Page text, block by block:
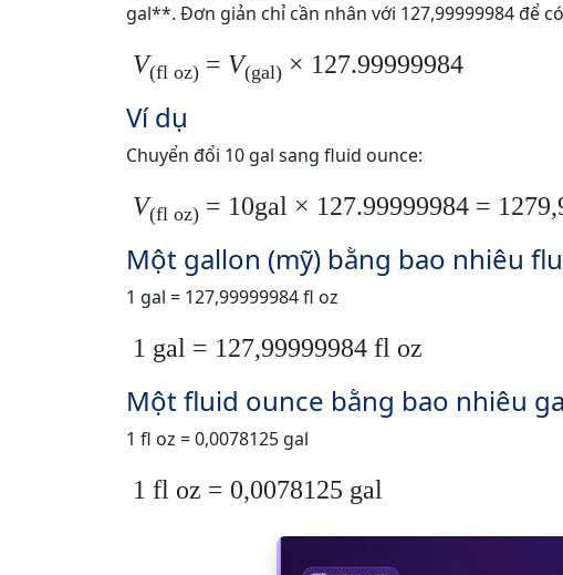
gal**. Đơn giản chỉ cần nhân với 127,99999984 để
V(fl oz) = V(gal) × 127.99999984
Ví dụ
Chuyển đổi 10 gal sang fluid ounce:
V(fl oz) = 10gal × 127.99999984 =
Một gallon (mỹ) bằng bao nhiêu
1 gal = 127,99999984 fl oz
1 gal = 127,99999984 fl oz
Một fluid ounce bằng bao nhiêu
1 fl oz = 0,0078125 gal
1 fl oz = 0,0078125 gal